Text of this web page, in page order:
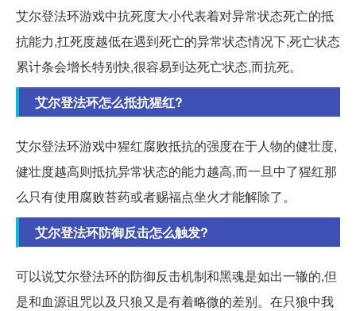
艾尔登法环游戏中抗死度大小代表着对异常状态死亡的抵
抗能力,扛死度越低在遇到死亡的异常状态情况下,死亡状态
累计条会增长特别快,很容易到达死亡状态,而抗死。
艾尔登法环怎么抵抗猩红?
艾尔登法环游戏中猩红腐败抵抗的强度在于人物的健壮度,
健壮度越高则抵抗异常状态的能力越高,而一旦中了猩红那
么只有使用腐败苔药或者赐福点坐火才能解除了。
艾尔登法环防御反击怎么触发?
可以说艾尔登法环的防御反击机制和黑魂是如出一辙的,但
是和血源诅咒以及只狼又是有着略微的差别。在只狼中我